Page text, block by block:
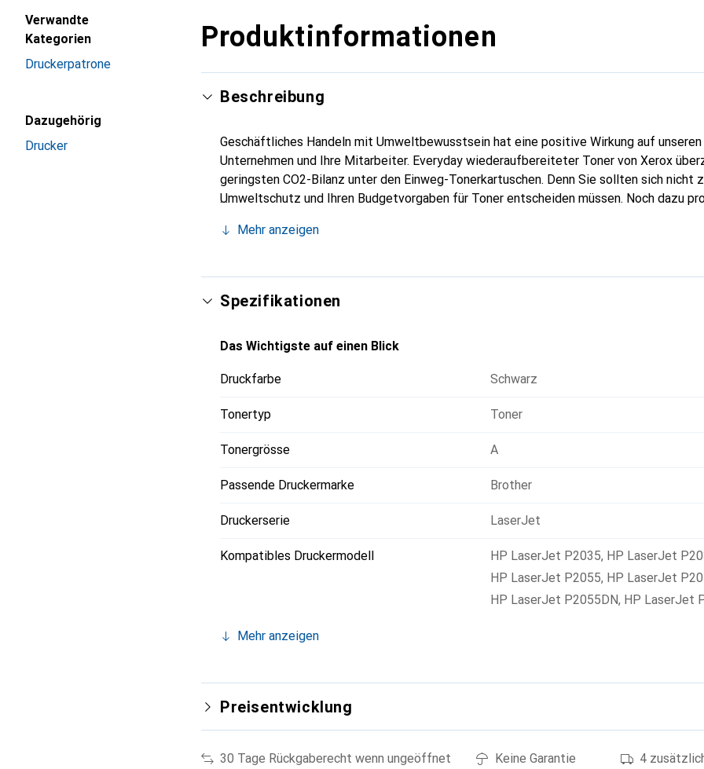
Verwandte
Kategorien
Druckerpatrone
Dazugehörig
Drucker
Produktinformationen
Beschreibung
Geschäftliches Handeln mit Umweltbewusstsein hat eine positive Wirkung auf
Unternehmen und Ihre Mitarbeiter. Everyday wiederaufbereiteter Toner von Xerox
geringsten CO2-Bilanz unter den Einweg-Tonerkartuschen. Denn Sie sollten sich nicht
Umweltschutz und Ihren Budgetvorgaben für Toner entscheiden müssen. Noch dazu
ist mit den gängigsten Druckermarken kompatibel.
Mehr anzeigen
Spezifikationen
Das Wichtigste auf einen Blick
Druckfarbe Schwarz
Tonertyp Toner
Tonergrösse A
Passende Druckermarke Brother
Druckerserie LaserJet
Kompatibles Druckermodell HP LaserJet P2035, HP LaserJet
HP LaserJet P2055, HP LaserJet
HP LaserJet P2055DN, HP LaserJet
Mehr anzeigen
Preisentwicklung
30 Tage Rückgaberecht wenn ungeöffnet
Keine Garantie
4